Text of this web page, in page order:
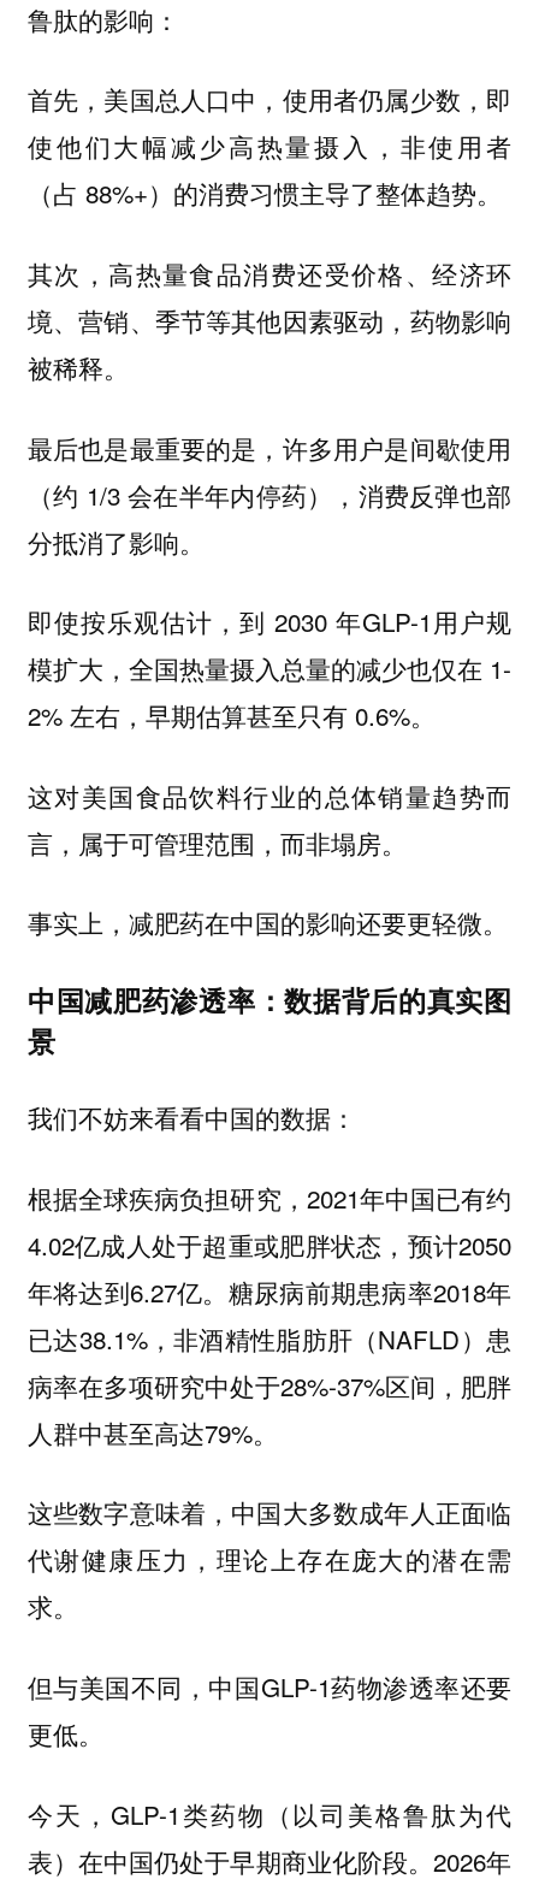
鲁肽的影响：
首先，美国总人口中，使用者仍属少数，即
使他们大幅减少高热量摄入，非使用者
（占 88%+）的消费习惯主导了整体趋势。
其次，高热量食品消费还受价格、经济环
境、营销、季节等其他因素驱动，药物影响
被稀释。
最后也是最重要的是，许多用户是间歇使用
（约 1/3 会在半年内停药），消费反弹也部
分抵消了影响。
即使按乐观估计，到 2030 年GLP-1用户规
模扩大，全国热量摄入总量的减少也仅在 1-
2% 左右，早期估算甚至只有 0.6%。
这对美国食品饮料行业的总体销量趋势而
言，属于可管理范围，而非塌房。
事实上，减肥药在中国的影响还要更轻微。
中国减肥药渗透率：数据背后的真实图
景
我们不妨来看看中国的数据：
根据全球疾病负担研究，2021年中国已有约
4.02亿成人处于超重或肥胖状态，预计2050
年将达到6.27亿。糖尿病前期患病率2018年
已达38.1%，非酒精性脂肪肝（NAFLD）患
病率在多项研究中处于28%-37%区间，肥胖
人群中甚至高达79%。
这些数字意味着，中国大多数成年人正面临
代谢健康压力，理论上存在庞大的潜在需
求。
但与美国不同，中国GLP-1药物渗透率还要
更低。
今天，GLP-1类药物（以司美格鲁肽为代
表）在中国仍处于早期商业化阶段。2026年